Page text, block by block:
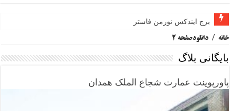
برج ایندکس نورمن فاستر
مرکز هنرهای تجسمی سینزبری نورمن فاستر
خانه / دانلودصفحه 2
بایگانی بلاگ
پاورپوینت عمارت شجاع الملک همدان